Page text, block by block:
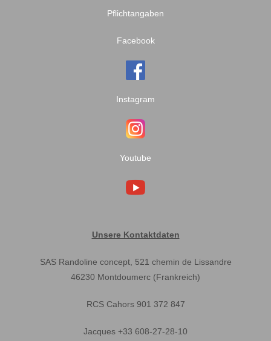
Pflichtangaben
Facebook
Instagram
Youtube
Unsere Kontaktdaten
SAS Randoline concept, 521 chemin de Lissandre
46230 Montdoumerc (Frankreich)
RCS Cahors 901 372 847
Jacques +33 608-27-28-10